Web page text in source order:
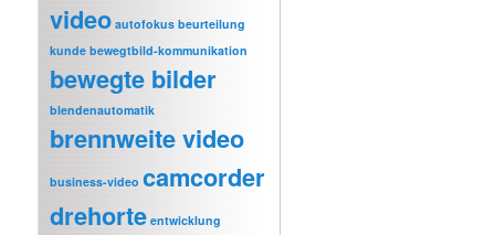
video autofokus beurteilung
kunde bewegtbild-kommunikation
bewegte bilder
blendenautomatik
brennweite video
business-video camcorder
drehorte entwicklung